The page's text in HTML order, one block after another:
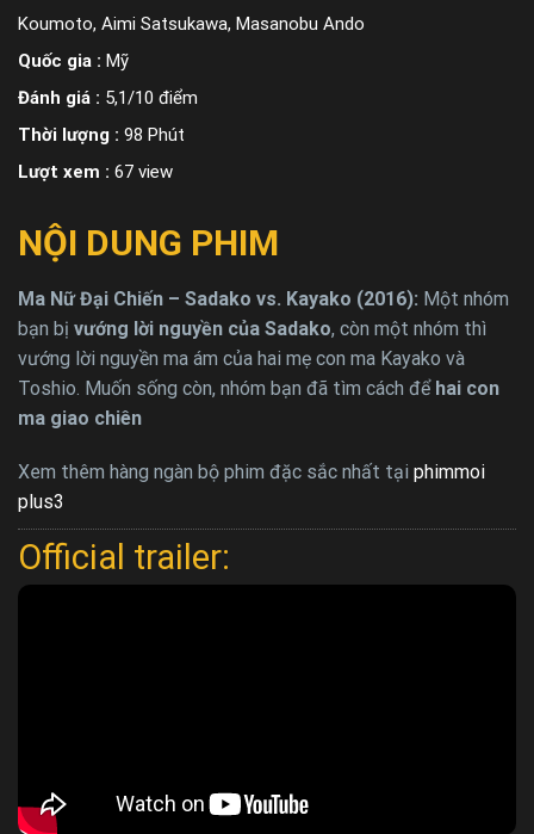
Koumoto, Aimi Satsukawa, Masanobu Ando
Quốc gia : Mỹ
Đánh giá : 5,1/10 điểm
Thời lượng : 98 Phút
Lượt xem : 67 view
NỘI DUNG PHIM
Ma Nữ Đại Chiến – Sadako vs. Kayako (2016): Một nhóm
bạn bị vướng lời nguyền của Sadako, còn một nhóm thì
vướng lời nguyền ma ám của hai mẹ con ma Kayako và
Toshio. Muốn sống còn, nhóm bạn đã tìm cách để hai con
ma giao chiên
Xem thêm hàng ngàn bộ phim đặc sắc nhất tại phimmoi
plus3
Official trailer: